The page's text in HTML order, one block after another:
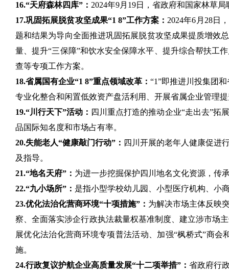
16.“天府森林四库”： 2024年9月19日，省政府和国家林草
17.巩固拓展脱贫攻坚成果“1 8”工作方案： 2024年6月28日
题和结果为导向全面推进巩固拓展脱贫攻坚成果提质增效
量、提升“三保障”和饮水安全保障水平、提升综合帮扶工
查等专项工作方案。
18.省属国有企业“1 8”重点领域改革： “1”即推进川投集团
专业化整合和闲置低效资产盘活利用、开展省属企业管理
19.“川行天下”活动： 四川重点打造的推动企业“走出去”拓
品国际知名度和市场占有率。
20.失能老人“健康敲门行动”： 四川开展的老年人健康促进
及指导。
21.“地名天府”： 为进一步挖掘保护四川地名文化资源，传
22.“九小场所”： 是指小型学校幼儿园、小型医疗机构、小
23.优化法治化营商环境“十项措施”： 为解决市场主体反映
察、全面落实涉企行政执法裁量权基准制度、建立涉市场
展优化法治化营商环境专项普法活动、加强“枫桥式”商
施。
24.行政复议护航企业高质量发展“十二项举措”： 省政府行